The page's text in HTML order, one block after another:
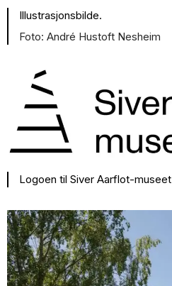
Illustrasjonsbilde.
André Hustoft Nesheim
Logoen til Siver Aarflot-museet